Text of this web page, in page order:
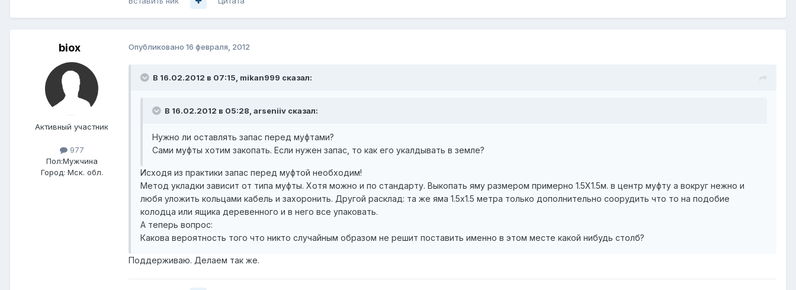
biox
Активный участник
977
Пол:Мужчина
Город: Мск. обл.
Опубликовано 16 февраля, 2012
В 16.02.2012 в 07:15, mikan999 сказал:
В 16.02.2012 в 05:28, arseniiv сказал:
Нужно ли оставлять запас перед муфтами?
Сами муфты хотим закопать. Если нужен запас, то как его укалдывать в земле?
Исходя из практики запас перед муфтой необходим!
Метод укладки зависит от типа муфты. Хотя можно и по стандарту. Выкопать яму размером примерно 1.5Х1.5м. в центр муфту а вокруг нежно и
любя уложить кольцами кабель и захоронить. Другой расклад: та же яма 1.5х1.5 метра только дополнительно соорудить что то на подобие
колодца или ящика деревенного и в него все упаковать.
А теперь вопрос:
Какова вероятность того что никто случайным образом не решит поставить именно в этом месте какой нибудь столб?
Поддерживаю. Делаем так же.